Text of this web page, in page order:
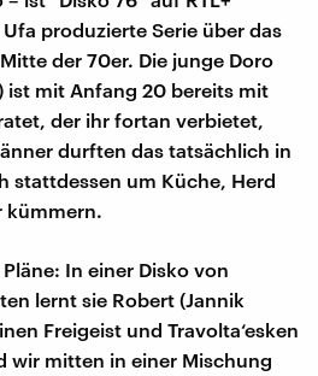
produzierte Serie über das
der 70er. Die junge Doro
ist mit Anfang 20 bereits mit
der ihr fortan verbietet,
durften das tatsächlich in
stattdessen um Küche, Herd
kümmern.
In einer Disko von
lernt sie Robert (Jannik
Freigeist und Travolta‘esken
wir mitten in einer Mischung